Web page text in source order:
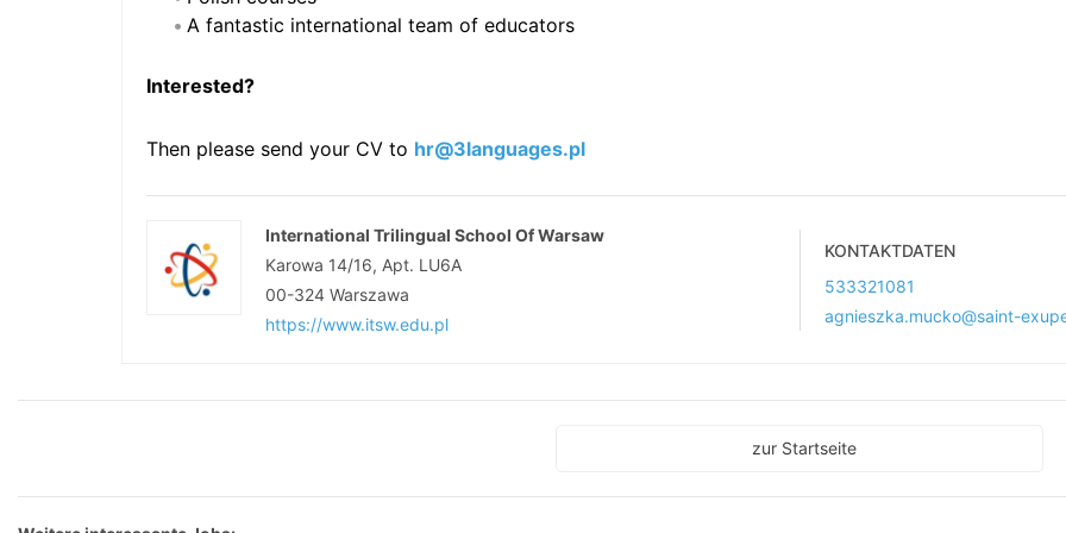
A fantastic international team of educators
Interested?
Then please send your CV to hr@3languages.pl
International Trilingual School Of Warsaw
Karowa 14/16, Apt. LU6A
00-324 Warszawa
https://www.itsw.edu.pl
KONTAKTDATEN
533321081
agnieszka.mucko@saint-
zur Startseite